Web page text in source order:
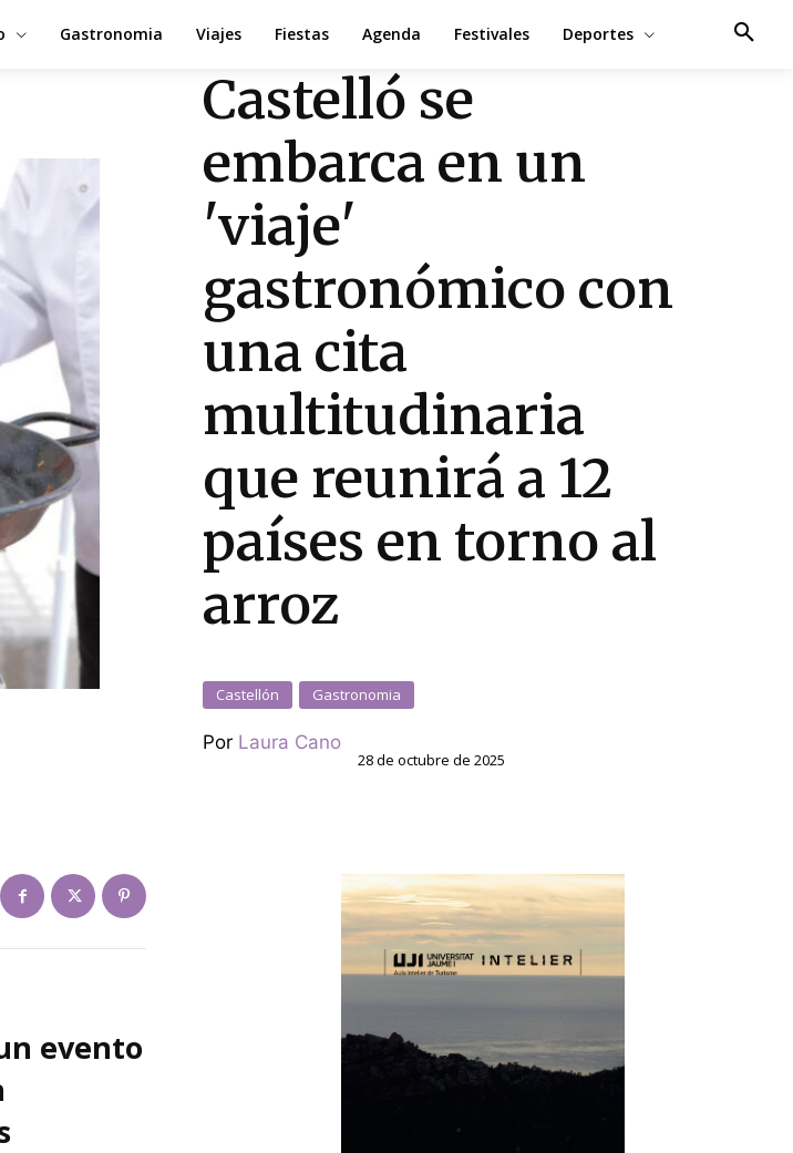
Gastronomia Viajes Fiestas Agenda Festivales Deportes
Castelló se
embarca en un
'viaje'
gastronómico con
una cita
multitudinaria
que reunirá a 12
países en torno al
arroz
Castellón Gastronomia
Por Laura Cano
28 de octubre de 2025
evento